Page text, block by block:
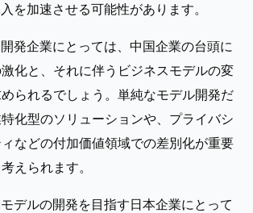
を加速させる可能性があります。
発企業にとっては、中国企業の台頭に
化と、それに伴うビジネスモデルの変
られるでしょう。単純なモデル開発だ
化型のソリューションや、プライバシ
などの付加価値領域での差別化が重要
えられます。
デルの開発を目指す日本企業にとって